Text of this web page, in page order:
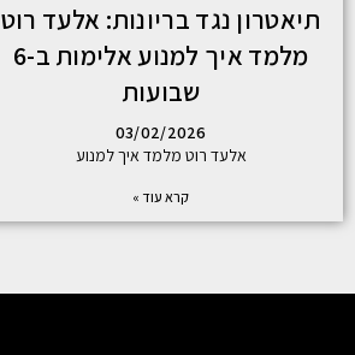
תיאטרון נגד בריונות: אלעד רוט
מלמד איך למנוע אלימות ב-6
שבועות
03/02/2026
אלעד רוט מלמד איך למנוע
קרא עוד »